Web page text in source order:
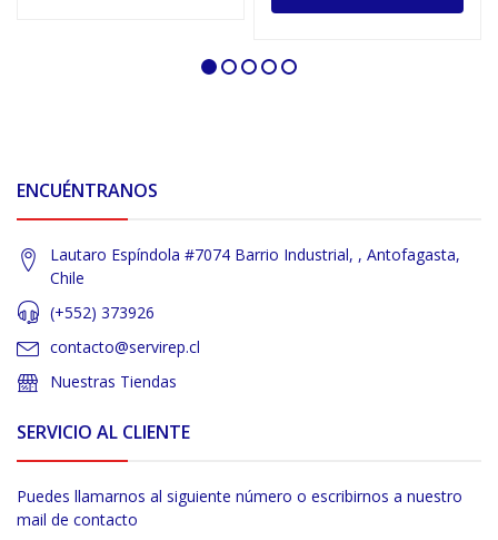
ENCUÉNTRANOS
Lautaro Espíndola #7074 Barrio Industrial, , Antofagasta,
Chile
(+552) 373926
contacto@servirep.cl
Nuestras Tiendas
SERVICIO AL CLIENTE
Puedes llamarnos al siguiente número o escribirnos a nuestro
mail de contacto